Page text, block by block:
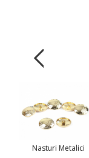
Nasturi Metalici